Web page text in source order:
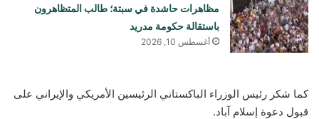
مظاهرات حاشدة في سبتة؛ طالب المتظاهرون
باستقالة حكومة مدريد
أغسطس 10, 2026
كما شكر رئيس الوزراء الباكستاني الرئيسين الأمريكي والإيراني على
قبول دعوة إسلام آباد.